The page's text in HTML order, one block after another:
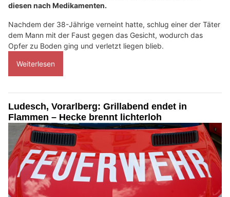
diesen nach Medikamenten.
Nachdem der 38-Jährige verneint hatte, schlug einer der Täter
dem Mann mit der Faust gegen das Gesicht, wodurch das
Opfer zu Boden ging und verletzt liegen blieb.
Weiterlesen
Ludesch, Vorarlberg: Grillabend endet in
Flammen – Hecke brennt lichterloh